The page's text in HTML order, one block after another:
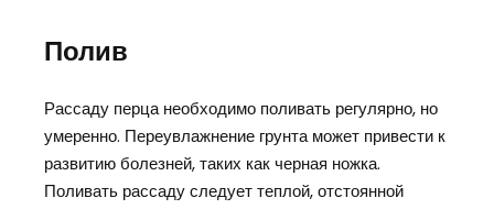
Полив
Рассаду перца необходимо поливать регулярно, но
умеренно. Переувлажнение грунта может привести к
развитию болезней, таких как черная ножка.
Поливать рассаду следует теплой, отстоянной